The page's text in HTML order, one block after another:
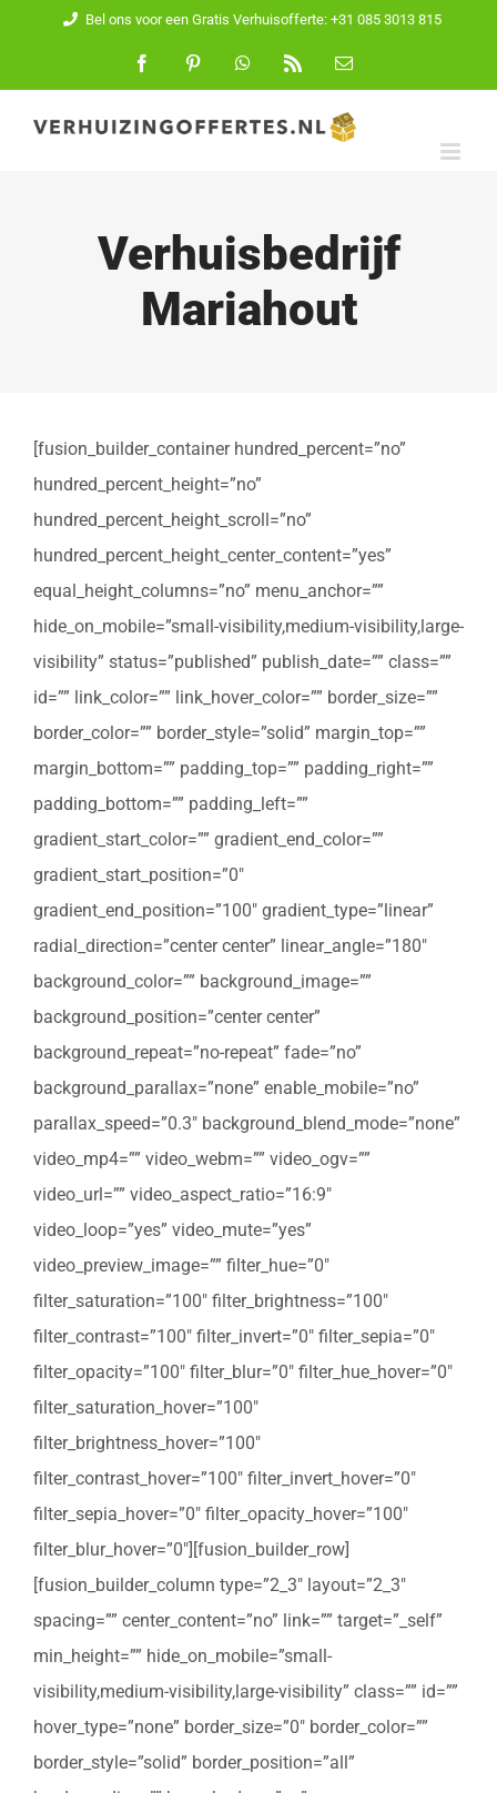
inhoud
Bel ons voor een Gratis Verhuisofferte: +31 085 3013 815
FacebookPinterest WhatsApp
E-
Verhuisbedrijf
Mariahout
[fusion_builder_container hundred_percent=”no”
hundred_percent_height=”no”
hundred_percent_height_scroll=”no”
hundred_percent_height_center_content=”yes”
equal_height_columns=”no” menu_anchor=””
hide_on_mobile=”small-visibility,medium-visibility,large-
visibility” status=”published” publish_date=”” class=””
id=”” link_color=”” link_hover_color=”” border_size=””
border_color=”” border_style=”solid” margin_top=””
margin_bottom=”” padding_top=”” padding_right=””
padding_bottom=”” padding_left=””
gradient_start_color=”” gradient_end_color=””
gradient_start_position=”0″
gradient_end_position=”100″ gradient_type=”linear”
radial_direction=”center center” linear_angle=”180″
background_color=”” background_image=””
background_position=”center center”
background_repeat=”no-repeat” fade=”no”
background_parallax=”none” enable_mobile=”no”
parallax_speed=”0.3″ background_blend_mode=”none”
video_mp4=”” video_webm=”” video_ogv=””
video_url=”” video_aspect_ratio=”16:9″
video_loop=”yes” video_mute=”yes”
video_preview_image=”” filter_hue=”0″
filter_saturation=”100″ filter_brightness=”100″
filter_contrast=”100″ filter_invert=”0″ filter_sepia=”0″
filter_opacity=”100″ filter_blur=”0″ filter_hue_hover=”0″
filter_saturation_hover=”100″
filter_brightness_hover=”100″
filter_contrast_hover=”100″ filter_invert_hover=”0″
filter_sepia_hover=”0″ filter_opacity_hover=”100″
filter_blur_hover=”0″][fusion_builder_row]
[fusion_builder_column type=”2_3″ layout=”2_3″
spacing=”” center_content=”no” link=”” target=”_self”
min_height=”” hide_on_mobile=”small-
visibility,medium-visibility,large-visibility” class=”” id=””
hover_type=”none” border_size=”0″ border_color=””
border_style=”solid” border_position=”all”